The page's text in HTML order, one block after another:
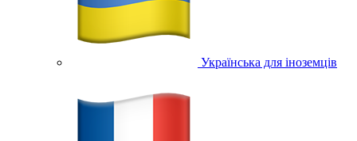
Українська для іноземців